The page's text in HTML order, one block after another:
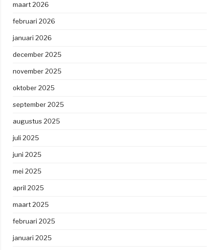
maart 2026
februari 2026
januari 2026
december 2025
november 2025
oktober 2025
september 2025
augustus 2025
juli 2025
juni 2025
mei 2025
april 2025
maart 2025
februari 2025
januari 2025